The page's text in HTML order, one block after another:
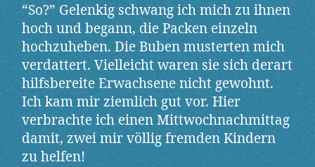
“So?” Gelenkig schwang ich mich zu ihnen
hoch und begann, die Packen einzeln
hochzuheben. Die Buben musterten mich
verdattert. Vielleicht waren sie sich derart
hilfsbereite Erwachsene nicht gewohnt.
Ich kam mir ziemlich gut vor. Hier
verbrachte ich einen Mittwochnachmittag
damit, zwei mir völlig fremden Kindern
zu helfen!